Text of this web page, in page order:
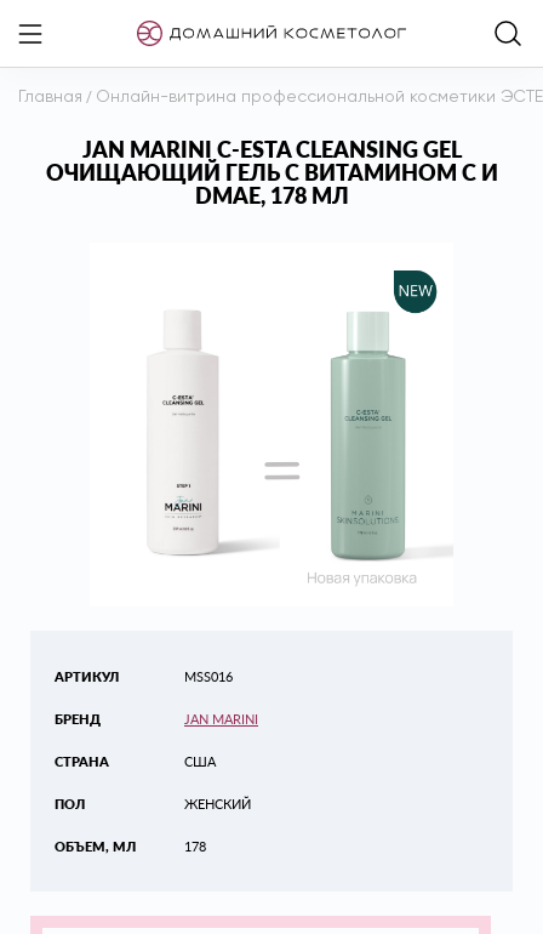
Главная / Онлайн-витрина профессиональной косметики
JAN MARINI C-ESTA CLEANSING GEL
ОЧИЩАЮЩИЙ ГЕЛЬ С ВИТАМИНОМ С И
DMAE, 178 МЛ
АРТИКУЛ
БРЕНД
СТРАНА
ПОЛ
ОБЪЕМ, МЛ
MSS016
JAN MARINI
США
ЖЕНСКИЙ
178